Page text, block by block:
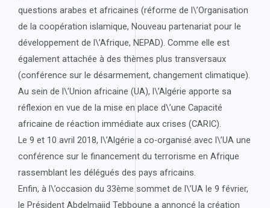
questions arabes et africaines (réforme de l\’Organisation
de la coopération islamique, Nouveau partenariat pour le
développement de l\’Afrique, NEPAD). Comme elle est
également attachée à des thèmes plus transversaux
(conférence sur le désarmement, changement climatique).
Au sein de l\’Union africaine (UA), l\’Algérie apporte sa
réflexion en vue de la mise en place d\’une Capacité
africaine de réaction immédiate aux crises (CARIC).
Le 9 et 10 avril 2018, l\’Algérie a co-organisé avec l\’UA une
conférence sur le financement du terrorisme en Afrique
rassemblant les délégués des pays africains.
Enfin, à l\’occasion du 33ème sommet de l\’UA le 9 février,
le Président Abdelmajid Tebboune a annoncé la création